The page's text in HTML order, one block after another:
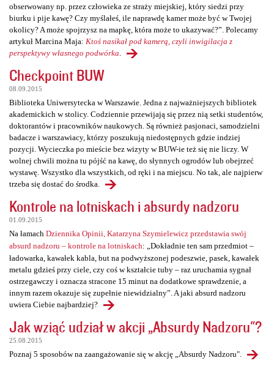
obserwowany np. przez człowieka ze straży miejskiej, który siedzi przy
biurku i pije kawę? Czy myślałeś, ile naprawdę kamer może być w Twojej
okolicy? A może spojrzysz na mapkę, która może to ukazywać?”. Polecamy
artykuł Marcina Maja: Ktoś nasikał pod kamerą, czyli inwigilacja z
perspektywy własnego podwórka
Checkpoint BUW
08.09.2015
Biblioteka Uniwersytecka w Warszawie. Jedna z najważniejszych bibliotek
akademickich w stolicy. Codziennie przewijają się przez nią setki studentów,
doktorantów i pracowników naukowych. Są również pasjonaci, samodzielni
badacze i warszawiacy, którzy poszukują niedostępnych gdzie indziej
pozycji. Wycieczka po mieście bez wizyty w BUW-ie też się nie liczy. W
wolnej chwili można tu pójść na kawę, do słynnych ogrodów lub obejrzeć
wystawę. Wszystko dla wszystkich, od ręki i na miejscu. No tak, ale najpierw
trzeba się dostać do środka.
Kontrole na lotniskach i absurdy nadzoru
01.09.2015
Na łamach Dziennika Opinii, Katarzyna Szymielewicz przedstawia swój
absurd nadzoru – kontrole na lotniskach: „Dokładnie ten sam przedmiot –
ładowarka, kawałek kabla, but na podwyższonej podeszwie, pasek, kawałek
metalu gdzieś przy ciele, czy coś w kształcie tuby – raz uruchamia sygnał
ostrzegawczy i oznacza stracone 15 minut na dodatkowe sprawdzenie, a
innym razem okazuje się zupełnie niewidzialny”. A jaki absurd nadzoru
uwiera Ciebie najbardziej?
Jak wziąć udział w akcji „Absurdy Nadzoru"?
25.08.2015
Poznaj 5 sposobów na zaangażowanie się w akcję „Absurdy Nadzoru".